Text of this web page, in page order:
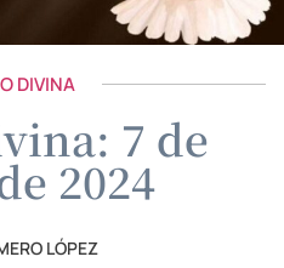
DIVINA
7 de
2024
LÓPEZ